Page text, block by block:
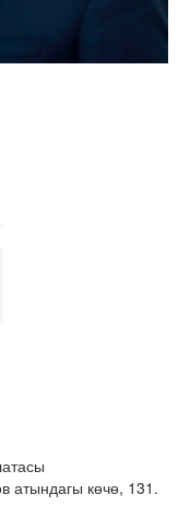
атындагы көчө, 131.